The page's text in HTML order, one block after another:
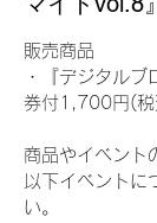
販売商品
・『デジタル
券付1,700円(税
商品やイベント
以下イベントに
い。